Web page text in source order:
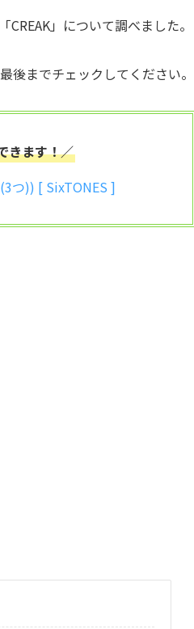
」について調べました。
後までチェックしてください。
きます！／
つ)) [ SixTONES ]